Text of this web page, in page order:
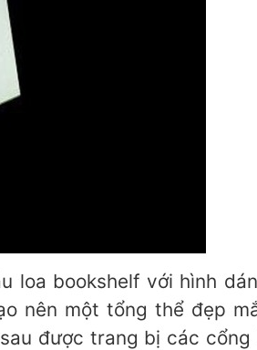
loa bookshelf với hình
nên một tổng thể đẹp
được trang bị các